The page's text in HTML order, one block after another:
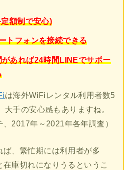
額制で安心)
トフォンを接続できる
があれば24時間LINEでサポー
は海外WiFiレンタル利用者数5
手の安心感もありますね。
、2017年～2021年各年調査）
ば、繁忙期には利用者が多
在庫切れになりうるというこ